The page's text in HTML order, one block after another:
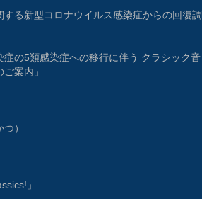
する新型コロナウイルス感染症からの回復調
症の5類感染症への移行に伴う クラシック音
案内」
）
」